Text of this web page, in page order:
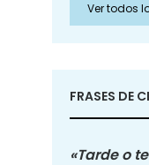
Ver todos
FRASES DE
«Tarde o